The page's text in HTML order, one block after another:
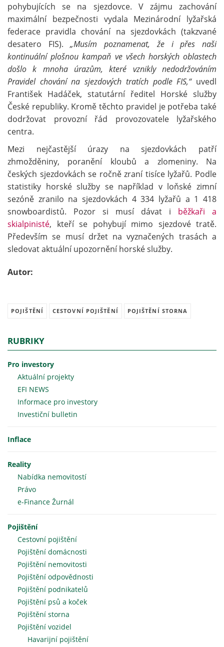
pohybujících se na sjezdovce. V zájmu zachování
maximální bezpečnosti vydala Mezinárodní lyžařská
federace pravidla chování na sjezdovkách (takzvané
desatero FIS).„Musím poznamenat, že i přes naši
kontinuální plošnou kampaň ve všech horských oblastech
došlo k mnoha úrazům, které vznikly nedodržováním
Pravidel chování na sjezdových tratích podle FIS,“uvedl
František Hadáček, statutární ředitel Horské služby
České republiky. Kromě těchto pravidel je potřeba také
dodržovat provozní řád provozovatele lyžařského
centra.
Mezi nejčastější úrazy na sjezdovkách patří
zhmožděniny, poranění kloubů a zlomeniny. Na
českých sjezdovkách se ročně zraní tisíce lyžařů. Podle
statistiky horské služby se například v loňské zimní
sezóně zranilo na sjezdovkách 4 334 lyžařů a 1 418
snowboardistů. Pozor si musí dávat i běžkaři a
skialpinisté, kteří se pohybují mimo sjezdové tratě.
Především se musí držet na vyznačených trasách a
sledovat aktuální upozornění horské služby.
Autor:
POJIŠTĚNÍ CESTOVNÍ POJIŠTĚNÍ POJIŠTĚNÍ STORNA
RUBRIKY
Pro investory
Aktuální projekty
EFI NEWS
Informace pro investory
Investiční bulletin
Inflace
Reality
Nabídka nemovitostí
Právo
e-Finance Žurnál
Pojištění
Cestovní pojištění
Pojištění domácnosti
Pojištění nemovitosti
Pojištění odpovědnosti
Pojištění podnikatelů
Pojištění psů a koček
Pojištění storna
Pojištění vozidel
Havarijní pojištění